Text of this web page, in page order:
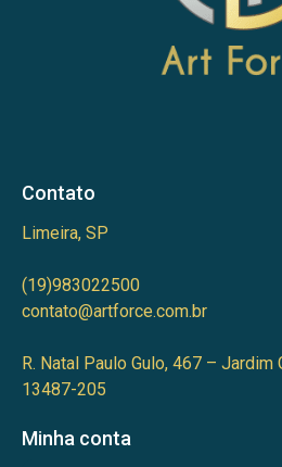
Contato
Limeira, SP
(19)983022500
contato@artforce.com.br
R. Natal Paulo Gulo, 467 – Jardim
13487-205
Minha conta